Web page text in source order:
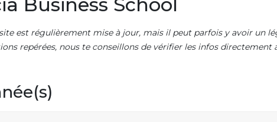
est régulièrement mise à jour, mais il peut parfois y avoir un
repérées, nous te conseillons de vérifier les infos directement